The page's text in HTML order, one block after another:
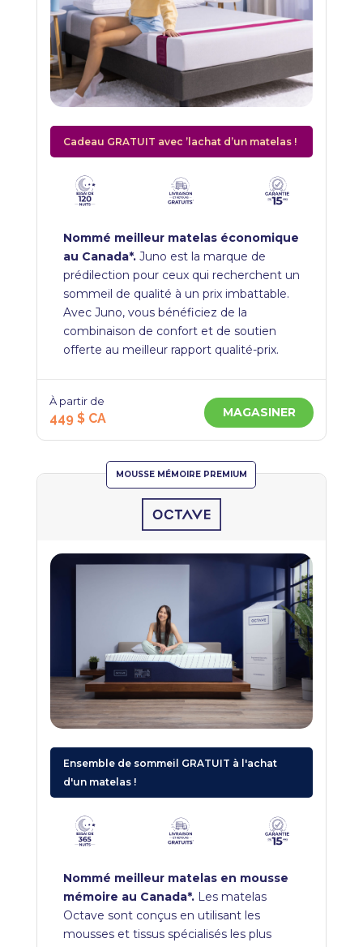
Cadeau GRATUIT avec ’lachat d’un matelas !
Nommé meilleur matelas économique
au Canada*.Juno est la marque de
prédilection pour ceux qui recherchent un
sommeil de qualité à un prix imbattable.
Avec Juno, vous bénéficiez de la
combinaison de confort et de soutien
offerte au meilleur rapport qualité-prix.
À partir de
449 $ CA MAGASINER
MOUSSE MÉMOIRE PREMIUM
Ensemble de sommeil GRATUIT à l'achat
d'un matelas !
Nommé meilleur matelas en mousse
mémoire au Canada*.Les matelas
Octave sont conçus en utilisant les
mousses et tissus spécialisés les plus